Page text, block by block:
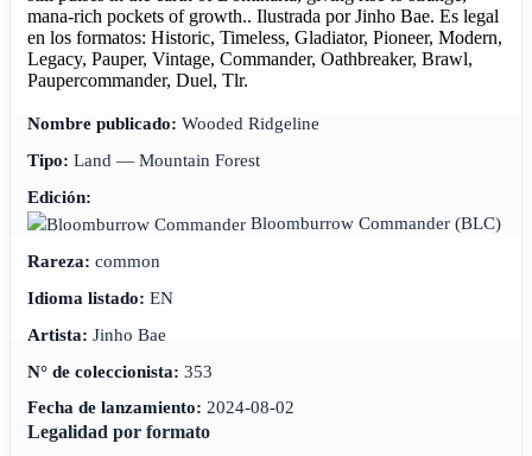
mana-rich pockets of growth.. Ilustrada por Jinho Bae. Es legal
en los formatos: Historic, Timeless, Gladiator, Pioneer, Modern,
Legacy, Pauper, Vintage, Commander, Oathbreaker, Brawl,
Paupercommander, Duel, Tlr.
Nombre publicado: Wooded Ridgeline
Tipo: Land — Mountain Forest
Edición:
Bloomburrow Commander(BLC)
Rareza: common
Idioma listado: EN
Artista: Jinho Bae
N° de coleccionista: 353
Fecha de lanzamiento: 2024-08-02
Legalidad por formato